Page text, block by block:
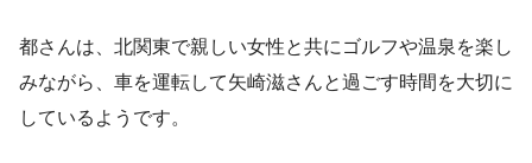
都さんは、北関東で親しい女性と共にゴルフや温泉を楽し
みながら、車を運転して矢崎滋さんと過ごす時間を大切に
しているようです。